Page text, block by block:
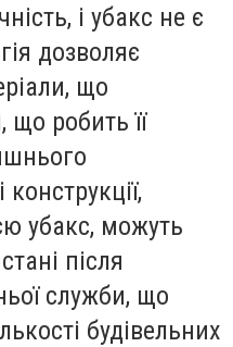
і убакс не є
дозволяє
що
що робить її
убакс, можуть
після
служби, що
будівельних